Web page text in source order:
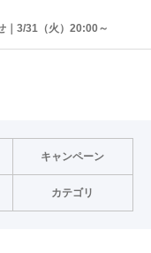
｜3/31（火）20:00～
キャンペーン
カテゴリ